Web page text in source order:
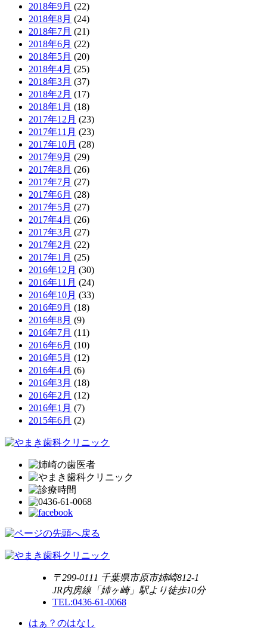
2018年9月 (22)
2018年8月 (24)
2018年7月 (21)
2018年6月 (22)
2018年5月 (20)
2018年4月 (25)
2018年3月 (37)
2018年2月 (17)
2018年1月 (18)
2017年12月 (23)
2017年11月 (23)
2017年10月 (28)
2017年9月 (29)
2017年8月 (26)
2017年7月 (27)
2017年6月 (28)
2017年5月 (27)
2017年4月 (26)
2017年3月 (27)
2017年2月 (22)
2017年1月 (25)
2016年12月 (30)
2016年11月 (24)
2016年10月 (33)
2016年9月 (18)
2016年8月 (9)
2016年7月 (11)
2016年6月 (10)
2016年5月 (12)
2016年4月 (6)
2016年3月 (18)
2016年2月 (12)
2016年1月 (7)
2015年6月 (2)
〒299-0111 千葉県市原市姉崎812-1
JR内房線「姉ヶ崎」駅より徒歩10分
TEL:0436-61-0068
はぁ？のはなし